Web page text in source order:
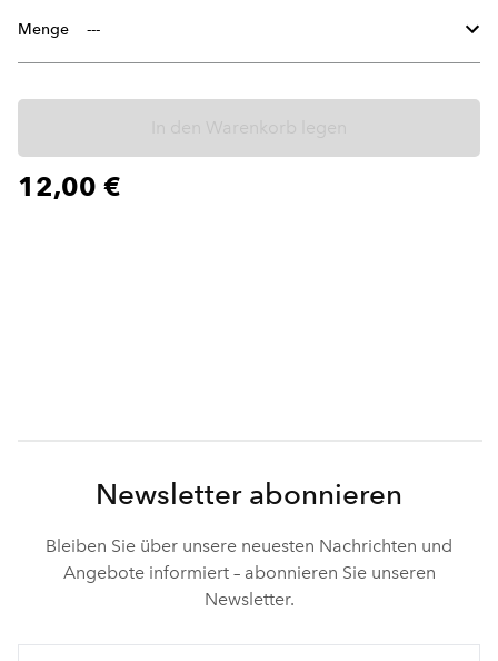
Menge
12,00 €
Newsletter abonnieren
Bleiben Sie über unsere neuesten Nachrichten und
Angebote informiert – abonnieren Sie unseren
Newsletter.